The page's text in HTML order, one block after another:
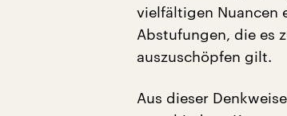
vielfältigen Nuancen
Abstufungen, die es
auszuschöpfen gilt.
Aus dieser